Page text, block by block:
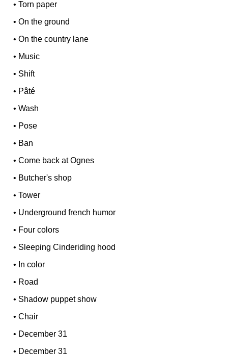
•Torn paper
•On the ground
•On the country lane
• Music
• Shift
• Pâté
•Wash
• Pose
• Ban
•Come back at Ognes
• Butcher's shop
•Tower
• Underground french humor
• Four colors
• Sleeping Cinderiding hood
• In color
• Road
• Shadow puppet show
•Chair
• December 31
• December 31